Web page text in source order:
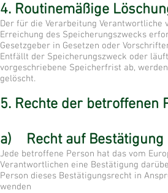
4. Routinemäßige
Der für die Verarbeitung
Erreichung des Speicherungszwecks
Gesetzgeber in Gesetzen oder
Entfällt der Speicherungszweck oder
vorgeschriebene Speicherfrist ab,
gelöscht.
5. Rechte der betroffenen
a) Recht auf Bestätigung
Jede betroffene Person hat das vom
Verantwortlichen eine Bestätigung
Person dieses Bestätigungsrecht in
wenden